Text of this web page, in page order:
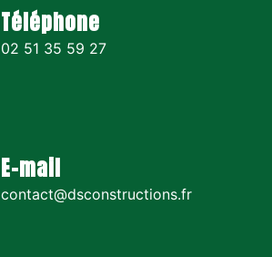
Téléphone
02 51 35 59 27
E-mail
contact@dsconstructions.fr